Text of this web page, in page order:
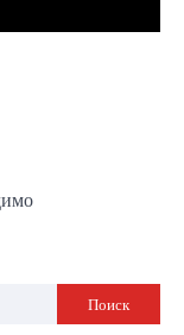
Поиск